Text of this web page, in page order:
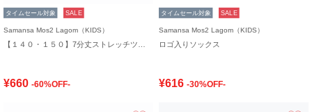
タイムセール対象 SALE
Samansa Mos2 Lagom（KIDS）
¥660 -60%OFF-
タイムセール対象 SALE
Samansa Mos2 Lagom（KIDS）
ロゴ入りソックス
¥616 -30%OFF-